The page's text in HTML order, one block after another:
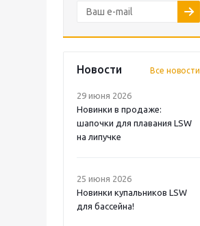
Новости Все новости
29 июня 2026
Новинки в продаже:
шапочки для плавания LSW
на липучке
25 июня 2026
Новинки купальников LSW
для бассейна!